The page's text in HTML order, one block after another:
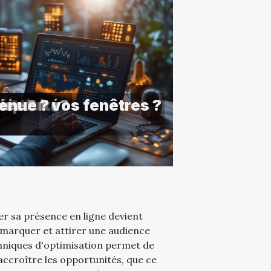
sa présence en ligne devient
et attirer une audience
d'optimisation permet de
les opportunités, que ce
pour vos fenêtres ?
??